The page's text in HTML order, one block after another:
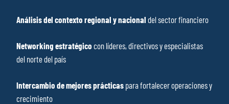
Análisis del contexto regional y nacional del sector financiero
Networking estratégico con líderes, directivos y especialistas
del norte del país
Intercambio de mejores prácticas para fortalecer operaciones y
crecimiento